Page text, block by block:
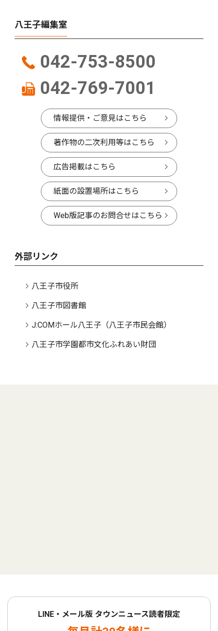
八王子編集室
042-753-8500
042-769-7001
情報提供・ご意見はこちら
著作物の二次利用等はこちら
広告掲載はこちら
紙面の設置場所はこちら
Web版記事のお問合せはこちら
外部リンク
八王子市役所
八王子市図書館
J:COMホール八王子（八王子市民会館）
八王子市学園都市文化ふれあい財団
LINE・メール版 タウンニュース読者限定